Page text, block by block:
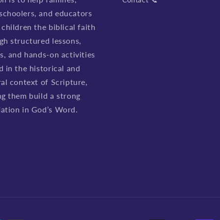
and educators
children the biblical faith
structured lessons,
and hands-on activities
in the historical and
context of Scripture,
them build a strong
in God’s Word.